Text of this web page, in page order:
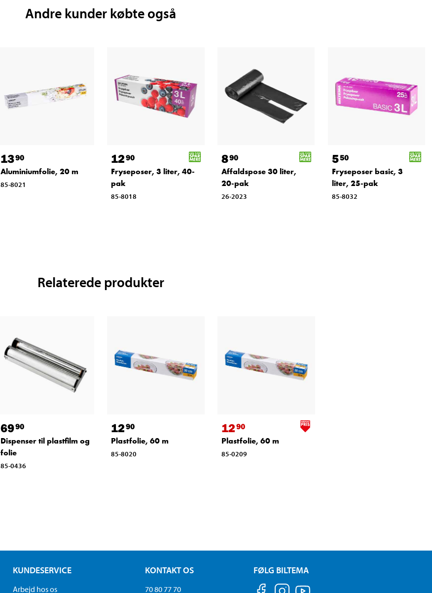
Andre kunder købte også
1390
Aluminiumfolie, 20 m
85-8021
1290
Fryseposer, 3 liter, 40-
pak
85-8018
890
Affaldspose 30 liter,
20-pak
26-2023
550
Fryseposer basic, 3
liter, 25-pak
85-8032
Relaterede produkter
6990
Dispenser til plastfilm og
folie
85-0436
1290
Plastfolie, 60 m
85-8020
1290
Plastfolie, 60 m
85-0209
KUNDESERVICE
Arbejd hos os
KONTAKT OS
70 80 77 70
FØLG BILTEMA